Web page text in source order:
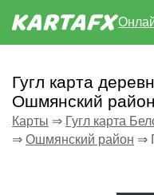
Гугл карта
Ошмянский район
Карты ⇒ Гугл карта
⇒ Ошмянский район ⇒